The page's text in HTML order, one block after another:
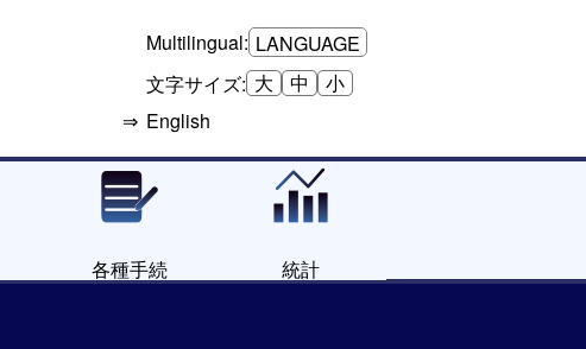
Multilingual: LANGUAGE
文字サイズ: 大 中
小
English
各種手続 統計